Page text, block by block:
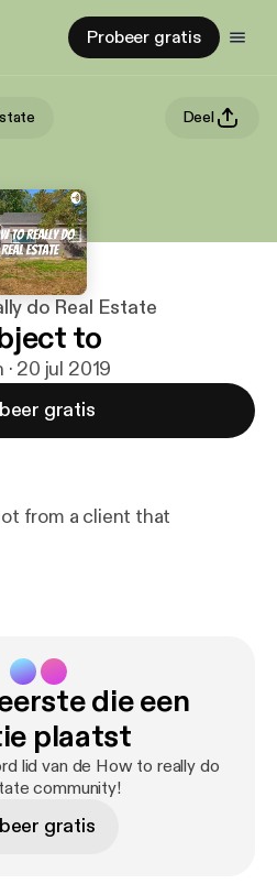
Probeer gratis
Deel
do Real Estate
to
· 20 jul 2019
gratis
from a client that
die een
plaatst
lid van de How to really do
community!
gratis